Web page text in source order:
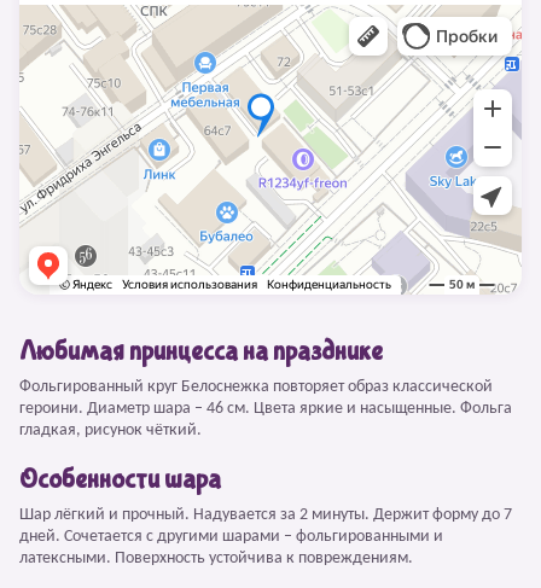
Любимая принцесса на празднике
Фольгированный круг Белоснежка повторяет образ классической
героини. Диаметр шара – 46 см. Цвета яркие и насыщенные. Фольга
гладкая, рисунок чёткий.
Особенности шара
Шар лёгкий и прочный. Надувается за 2 минуты. Держит форму до 7
дней. Сочетается с другими шарами – фольгированными и
латексными. Поверхность устойчива к повреждениям.